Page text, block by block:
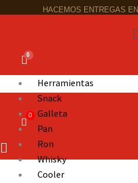
al
HACEMOS ENTREGAS
Herramientas
Snack
Galleta
Pan
Ron
Whisky
Cooler